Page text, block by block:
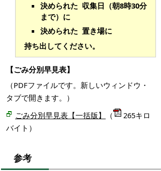
決められた 収集日（朝8時30分
まで）に
決められた 置き場に
持ち出してください。
【ごみ分別早見表】
（PDFファイルです。新しいウィンドウ・
タブで開きます。）
ごみ分別早見表【一括版】
（
265キロ
バイト）
参考